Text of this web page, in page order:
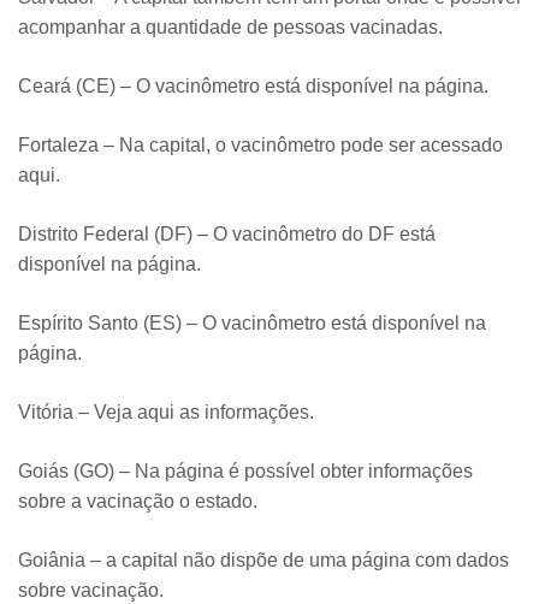
acompanhar a quantidade de pessoas vacinadas.
Ceará (CE) – O vacinômetro está disponível na página.
Fortaleza – Na capital, o vacinômetro pode ser acessado
aqui.
Distrito Federal (DF) – O vacinômetro do DF está
disponível na página.
Espírito Santo (ES) – O vacinômetro está disponível na
página.
Vitória – Veja aqui as informações.
Goiás (GO) – Na página é possível obter informações
sobre a vacinação o estado.
Goiânia – a capital não dispõe de uma página com dados
sobre vacinação.